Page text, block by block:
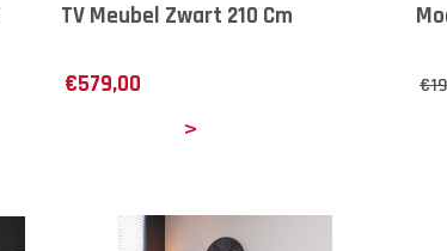
TV Meubel Zwart 210 Cm
€579,00 €